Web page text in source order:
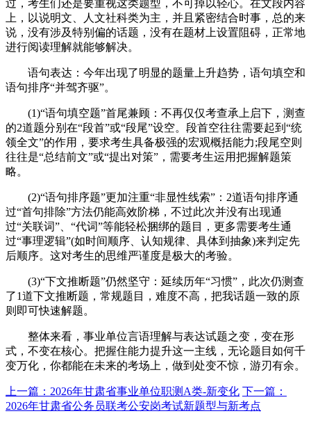
过，考生们还是要重视这类题型，不可掉以轻心。在文段内容
上，以说明文、人文社科类为主，并且紧密结合时事，总的来
说，没有涉及特别偏的话题，没有在题材上设置阻碍，正常地
进行阅读理解就能够解决。
语句表达：今年出现了明显的题量上升趋势，语句填空和
语句排序“并驾齐驱”。
(1)“语句填空题”首尾兼顾：不再仅仅考查承上启下，测查
的2道题分别在“段首”或“段尾”设空。段首空往往需要起到“统
领全文”的作用，要求考生具备极强的宏观概括能力;段尾空则
往往是“总结前文”或“提出对策”，需要考生运用把握解题策
略。
(2)“语句排序题”更加注重“非显性线索”：2道语句排序通
过“首句排除”方法仍能高效阶梯，不过此次并没有出现通
过“关联词”、“代词”等能轻松捆绑的题目，更多需要考生通
过“事理逻辑”(如时间顺序、认知规律、具体到抽象)来判定先
后顺序。这对考生的思维严谨度是极大的考验。
(3)“下文推断题”仍然坚守：延续历年“习惯”，此次仍测查
了1道下文推断题，常规题目，难度不高，把我话题一致的原
则即可快速解题。
整体来看，事业单位言语理解与表达试题之变，变在形
式，不变在核心。把握住能力提升这一主线，无论题目如何千
变万化，你都能在未来的考场上，做到处变不惊，游刃有余。
上一篇：2026年甘肃省事业单位职测A类-新变化 下一篇：
2026年甘肃省公务员联考公安岗考试新题型与新考点